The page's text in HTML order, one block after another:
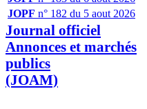
JOPF n° 182 du 5 aout 2026
Journal officiel
Annonces et marchés
publics
(JOAM)